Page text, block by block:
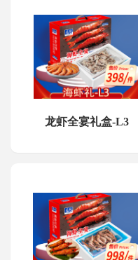
龙虾全宴礼盒-L3